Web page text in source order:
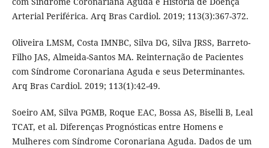
Arterial Periférica. Arq Bras Cardiol. 2019; 113(3):367-372.
Oliveira LMSM, Costa IMNBC, Silva DG, Silva JRSS, Barreto-
Filho JAS, Almeida-Santos MA. Reinternação de Pacientes
com Síndrome Coronariana Aguda e seus Determinantes.
Arq Bras Cardiol. 2019; 113(1):42-49.
Soeiro AM, Silva PGMB, Roque EAC, Bossa AS, Biselli B, Leal
TCAT, et al. Diferenças Prognósticas entre Homens e
Mulheres com Síndrome Coronariana Aguda. Dados de um